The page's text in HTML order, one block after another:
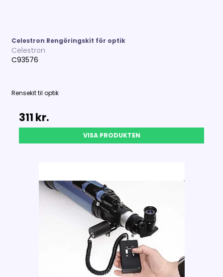
Celestron Rengöringskit för optik
Celestron
C93576
Rensekit til optik
311 kr.
VISA PRODUKTEN